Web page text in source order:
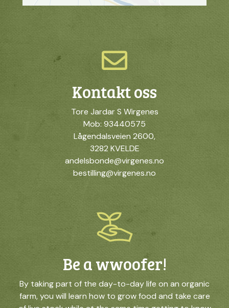
Kontakt oss
Tore Jardar S Wirgenes
Mob: 93440575
Lågendalsveien 2600,
3282 KVELDE
andelsbonde@virgenes.no
bestilling@virgenes.no
Be a wwoofer!
By taking part of the day-to-day life on an organic
farm, you will learn how to grow food and take care